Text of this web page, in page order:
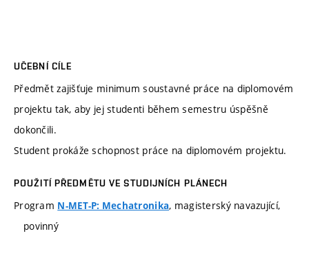
UČEBNÍ CÍLE
Předmět zajišťuje minimum soustavné práce na diplomovém
projektu tak, aby jej studenti během semestru úspěšně
dokončili.
Student prokáže schopnost práce na diplomovém projektu.
POUŽITÍ PŘEDMĚTU VE STUDIJNÍCH PLÁNECH
Program N-MET-P: Mechatronika, magisterský navazující,
povinný